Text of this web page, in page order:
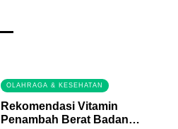
OLAHRAGA & KESEHATAN
Rekomendasi Vitamin
Penambah Berat Badan